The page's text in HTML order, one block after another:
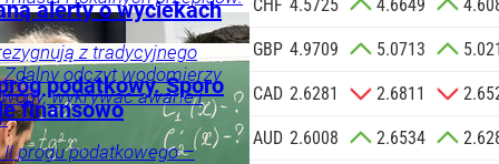
o.o. w imieniu
zlecenie jej
SIĘ
alerty o wyciekach
z tradycyjnego
odczyt wodomierzy
wykrywać awarie i
podatkowy. Sporo
finansowo
progu podatkowego –
CHF 4.5725 4.6649
GBP 4.9709 5.0713
CAD 2.6281 2.6811
AUD 2.6008 2.6534